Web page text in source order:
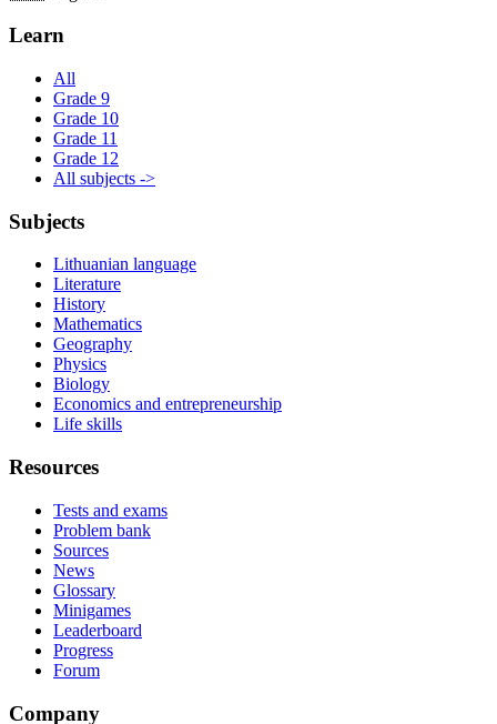
Learn
All
Grade 9
Grade 10
Grade 11
Grade 12
All subjects ->
Subjects
Lithuanian language
Literature
History
Mathematics
Geography
Physics
Biology
Economics and entrepreneurship
Life skills
Resources
Tests and exams
Problem bank
Sources
News
Glossary
Minigames
Leaderboard
Progress
Forum
Company